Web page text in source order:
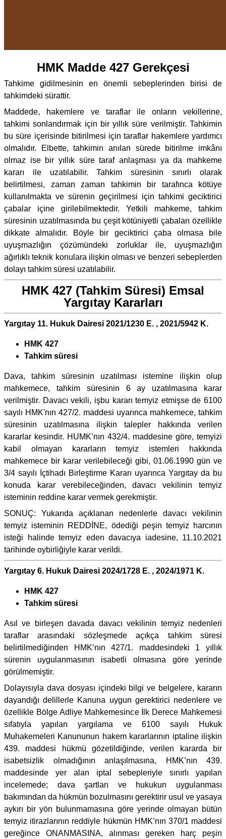
HMK Madde 427 Gerekçesi
Tahkime gidilmesinin en önemli sebeplerinden birisi de
tahkimdeki sürattir.
Maddede, hakemlere ve taraflar ile onların vekillerine,
tahkimi sonlandırmak için bir yıllık süre verilmiştir. Tahkimin
bu süre içerisinde bitirilmesi için taraflar hakemlere yardımcı
olmalıdır. Elbette, tahkimin anılan sürede bitirilme imkânı
olmaz ise bir yıllık süre taraf anlaşması ya da mahkeme
kararı ile uzatılabilir. Tahkim süresinin sınırlı olarak
belirtilmesi, zaman zaman tahkimin bir tarafınca kötüye
kullanılmakta ve sürenin geçirilmesi için tahkimi geciktirici
çabalar içine girilebilmektedir. Yetkili mahkeme, tahkim
süresinin uzatılmasında bu çeşit kötüniyetli çabaları özellikle
dikkate almalıdır. Böyle bir geciktirici çaba olmasa bile
uyuşmazlığın çözümündeki zorluklar ile, uyuşmazlığın
ağırlıklı teknik konulara ilişkin olması ve benzeri sebeplerden
dolayı tahkim süresi uzatılabilir.
HMK 427 (Tahkim Süresi) Emsal
Yargıtay Kararları
Yargıtay 11. Hukuk Dairesi 2021/1230 E. , 2021/5942 K.
HMK 427
Tahkim süresi
Dava, tahkim süresinin uzatılması istemine ilişkin olup
mahkemece, tahkim süresinin 6 ay uzatılmasına karar
verilmiştir. Davacı vekili, işbu kararı temyiz etmişse de 6100
sayılı HMK'nın 427/2. maddesi uyarınca mahkemece, tahkim
süresinin uzatılmasına ilişkin talepler hakkında verilen
kararlar kesindir. HUMK’nın 432/4. maddesine göre, temyizi
kabil olmayan kararların temyiz istemleri hakkında
mahkemece bir karar verilebileceği gibi, 01.06.1990 gün ve
3/4 sayılı İçtihadı Birleştirme Kararı uyarınca Yargıtay da bu
konuda karar verebileceğinden, davacı vekilinin temyiz
isteminin reddine karar vermek gerekmiştir.
SONUÇ: Yukarıda açıklanan nedenlerle davacı vekilinin
temyiz isteminin REDDİNE, ödediği peşin temyiz harcının
isteği halinde temyiz eden davacıya iadesine, 11.10.2021
tarihinde oybirliğiyle karar verildi.
Yargıtay 6. Hukuk Dairesi 2024/1728 E. , 2024/1971 K.
HMK 427
Tahkim süresi
Asıl ve birleşen davada davacı vekilinin temyiz nedenleri
taraflar arasındaki sözleşmede açıkça tahkim süresi
belirtilmediğinden HMK’nın 427/1. maddesindeki 1 yıllık
sürenin uygulanmasının isabetli olmasına göre yerinde
görülmemiştir.
Dolayısıyla dava dosyası içindeki bilgi ve belgelere, kararın
dayandığı delillerle Kanuna uygun gerektirici nedenlere ve
özellikle Bölge Adliye Mahkemesince İlk Derece Mahkemesi
sıfatıyla yapılan yargılama ve 6100 sayılı Hukuk
Muhakemeleri Kanununun hakem kararlarının iptaline ilişkin
439. maddesi hükmü gözetildiğinde, verilen kararda bir
isabetsizlik olmadığının anlaşılmasına, HMK’nın 439.
maddesinde yer alan iptal sebepleriyle sınırlı yapılan
incelemede; dava şartları ve hukukun uygulanması
bakımından da hükmün bozulmasını gerektirir usul ve yasaya
aykırı bir yön bulunmamasına göre yerinde olmayan bütün
temyiz itirazlarının reddiyle hükmün HMK’nın 370/1 maddesi
gereğince ONANMASINA, alınması gereken harç peşin